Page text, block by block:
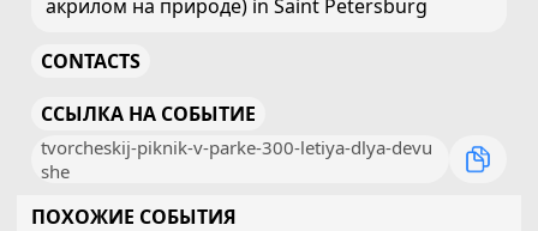
акрилом на природе) in Saint Petersburg
CONTACTS
ССЫЛКА НА СОБЫТИЕ
tvorcheskij-piknik-v-parke-300-letiya-dlya-devu
she
ПОХОЖИЕ СОБЫТИЯ